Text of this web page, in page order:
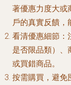
著優惠力度大或
戶的真實反饋，
看清優惠細節
是否限品類）、
或買錯商品。
按需購買，避免